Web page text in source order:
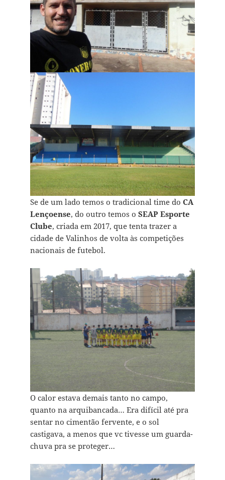
Se de um lado temos o tradicional time do CA
Lençoense, do outro temos o SEAP Esporte
Clube, criada em 2017, que tenta trazer a
cidade de Valinhos de volta às competições
nacionais de futebol.
O calor estava demais tanto no campo,
quanto na arquibancada… Era difícil até pra
sentar no cimentão fervente, e o sol
castigava, a menos que vc tivesse um guarda-
chuva pra se proteger…